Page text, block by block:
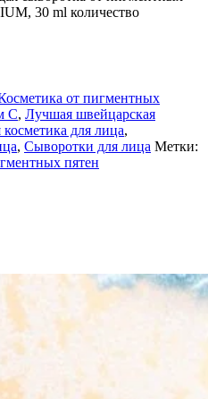
30 ml количество
от пигментных
С, Лучшая швейцарская
для лица,
, Сыворотки для лица Метки:
пятен